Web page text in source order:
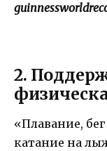
2.
«Плавание,
катание на